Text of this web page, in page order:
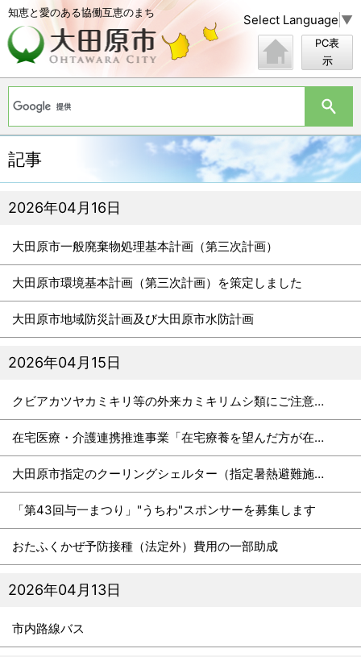
知恵と愛のある協働互恵のまち Select Language ▼
PC表
示
記事
2026年04月16日
大田原市一般廃棄物処理基本計画（第三次計画）
大田原市環境基本計画（第三次計画）を策定しました
大田原市地域防災計画及び大田原市水防計画
2026年04月15日
クビアカツヤカミキリ等の外来カミキリムシ類にご注意ください
在宅医療・介護連携推進事業「在宅療養を望んだ方が在宅療養できる地域に」
大田原市指定のクーリングシェルター（指定暑熱避難施設）
「第43回与一まつり」"うちわ"スポンサーを募集します
おたふくかぜ予防接種（法定外）費用の一部助成
2026年04月13日
市内路線バス